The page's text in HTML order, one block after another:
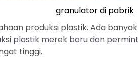
granulator di pabrik
produksi plastik. Ada
plastik merek baru dan
tinggi.